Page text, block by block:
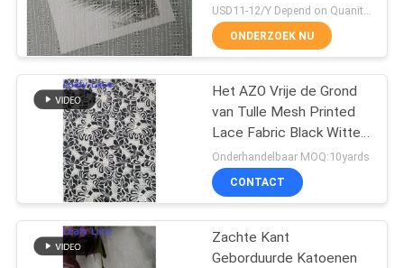
VRAAG
EEN
OFFERTE
AAN
SITEMAP
PRIVACYBELEID
Geribde Kantstof
3D Bloemenkantstof
47
ONDERZOEK NU
Het AZO Vrije de Grond
van Tulle Mesh Printed
Lace Fabric Black Witte
Bijeenkomen
Onderhandelbaar MOQ:10yards
CONTACT
Zachte Kant
Geborduurde Katoenen